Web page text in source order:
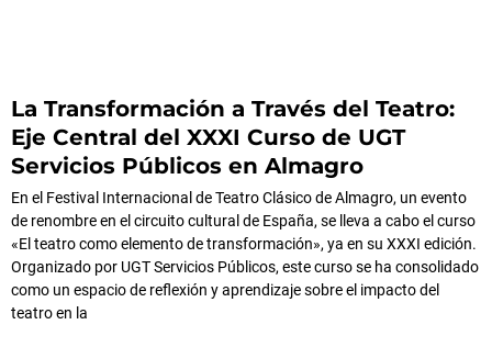
La Transformación a Través del Teatro:
Eje Central del XXXI Curso de UGT
Servicios Públicos en Almagro
En el Festival Internacional de Teatro Clásico de Almagro, un evento
de renombre en el circuito cultural de España, se lleva a cabo el curso
«El teatro como elemento de transformación», ya en su XXXI edición.
Organizado por UGT Servicios Públicos, este curso se ha consolidado
como un espacio de reflexión y aprendizaje sobre el impacto del
teatro en la